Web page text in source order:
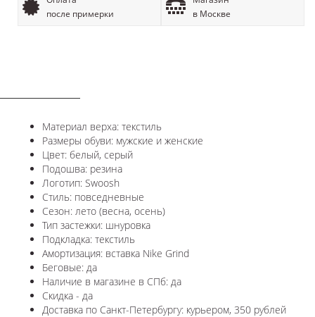
после примерки
в Москве
Материал верха: текстиль
Размеры обуви: мужские и женские
Цвет: белый, серый
Подошва: резина
Логотип: Swoosh
Стиль: повседневные
Сезон: лето (весна, осень)
Тип застежки: шнуровка
Подкладка: текстиль
Амортизация: вставка Nike Grind
Беговые: да
Наличие в магазине в СПб: да
Скидка - да
Доставка по Санкт-Петербургу: курьером, 350 рублей